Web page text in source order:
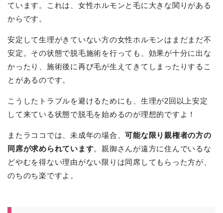
ています。これは、女性ホルモンと毛に大きな関りがある
からです。
安定して生理がきていない方の女性ホルモンはまだまだ不
安定。その状態で脱毛施術を行っても、効果が十分に出な
かったり、施術後に再び毛が生えてきてしまったりするこ
とがあるのです。
こうしたトラブルを避けるためにも、生理が2回以上安定
して来ている状態で脱毛を始めるのが理想的ですよ！
またラココでは、未成年の場合、可能な限り親権者の方の
同席が求められています。親御さんが遠方に住んでいるな
どやむを得ない理由がない限りは同席してもらった方が、
のちのち楽ですよ。